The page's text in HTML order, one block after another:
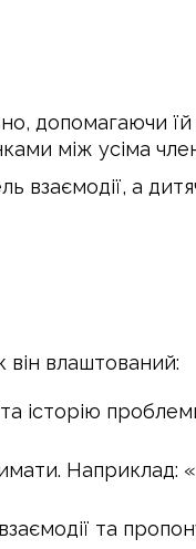
допомагаючи їй
між усіма
взаємодії, а
він влаштований:
історію
Наприклад:
та